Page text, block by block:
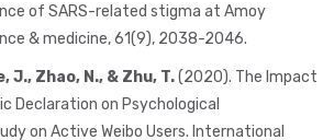
of SARS-related stigma at Amoy
& medicine, 61(9), 2038-2046.
J., Zhao, N., & Zhu, T.(2020). The Impact
Declaration on Psychological
on Active Weibo Users. International